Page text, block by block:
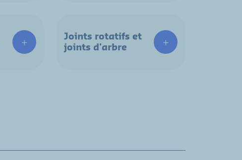
Joints rotatifs et
joints d'arbre